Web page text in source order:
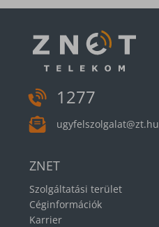
1277
ugyfelszolgalat@zt.hu
ZNET
Szolgáltatási terület
Céginformációk
Karrier